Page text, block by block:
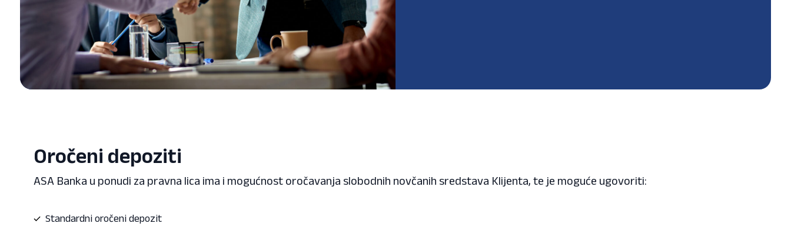
Oročeni depoziti
ASA Banka u ponudi za pravna lica ima i mogućnost oročavanja slobodnih novčanih sredstava Klijenta, te je moguće ugovoriti:
Standardni oročeni depozit